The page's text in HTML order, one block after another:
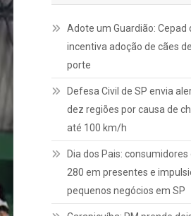
Adote um Guardião: Cepad
incentiva adoção de cães
porte
Defesa Civil de SP envia
dez regiões por causa de
até 100 km/h
Dia dos Pais:
280 em presentes e
pequenos negócios em SP